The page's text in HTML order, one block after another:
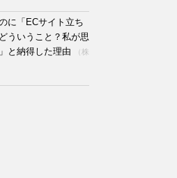
に「ECサイト立ち
ういうこと？私が思
と納得した理由
（株